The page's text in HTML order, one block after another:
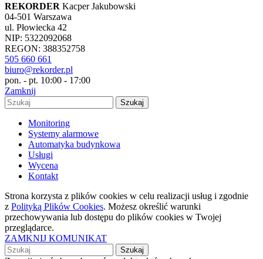
REKORDER Kacper Jakubowski
04-501 Warszawa
ul. Płowiecka 42
NIP: 5322092068
REGON: 388352758
505 660 661
biuro@rekorder.pl
pon. - pt. 10:00 - 17:00
Zamknij
Szukaj
Monitoring
Systemy alarmowe
Automatyka budynkowa
Usługi
Wycena
Kontakt
Strona korzysta z plików cookies w celu realizacji usług i zgodnie
z Polityką Plików Cookies. Możesz określić warunki
przechowywania lub dostępu do plików cookies w Twojej
przeglądarce.
ZAMKNIJ KOMUNIKAT
Szukaj